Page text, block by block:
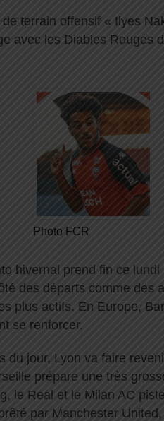
terrain offensif « Ilyes
avec les Diables Rouges
Photo FCR
hivernal prend fin ce
des départs comme des
plus actifs. En Europe,
se renforcer.
du jour, Lyon va faire
prépare une très
le Real et le Milan AC
par Manchester